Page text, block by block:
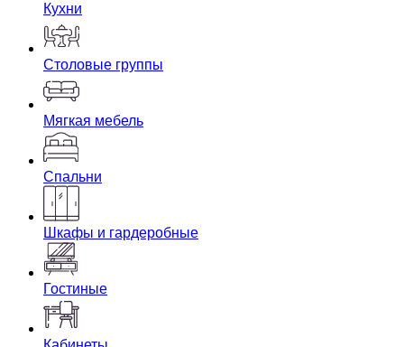
Кухни
Столовые группы
Мягкая мебель
Спальни
Шкафы и гардеробные
Гостиные